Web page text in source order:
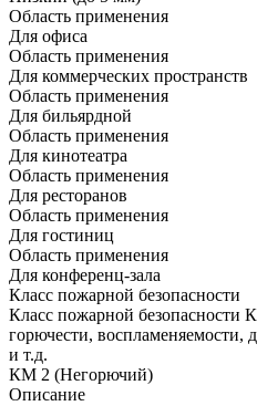
Область применения
Для офиса
Область применения
Для коммерческих пространств
Область применения
Для бильярдной
Область применения
Для кинотеатра
Область применения
Для ресторанов
Область применения
Для гостиниц
Область применения
Для конференц-зала
Класс пожарной безопасности
Класс пожарной безопасности
горючести, воспламеняемости,
и т.д.
КМ 2 (Негорючий)
Описание